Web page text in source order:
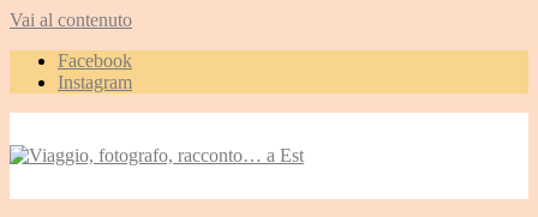
Vai al contenuto
Facebook
Instagram